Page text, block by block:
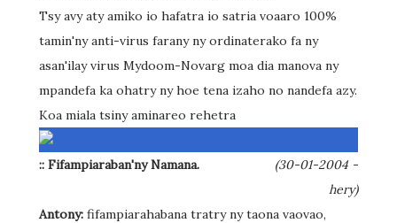
Tsy avy aty amiko io hafatra io satria voaaro 100%
tamin'ny anti-virus farany ny ordinaterako fa ny
asan'ilay virus Mydoom-Novarg moa dia manova ny
mpandefa ka ohatry ny hoe tena izaho no nandefa azy.
Koa miala tsiny aminareo rehetra
:: Fifampiaraban'ny Namana.
(30-01-2004 -
hery)
Antony: fifampiarahabana tratry ny taona vaovao,